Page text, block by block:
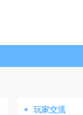
玩家交流